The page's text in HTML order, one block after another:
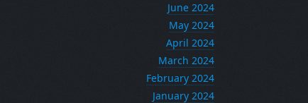
June 2024
May 2024
April 2024
March 2024
February 2024
January 2024